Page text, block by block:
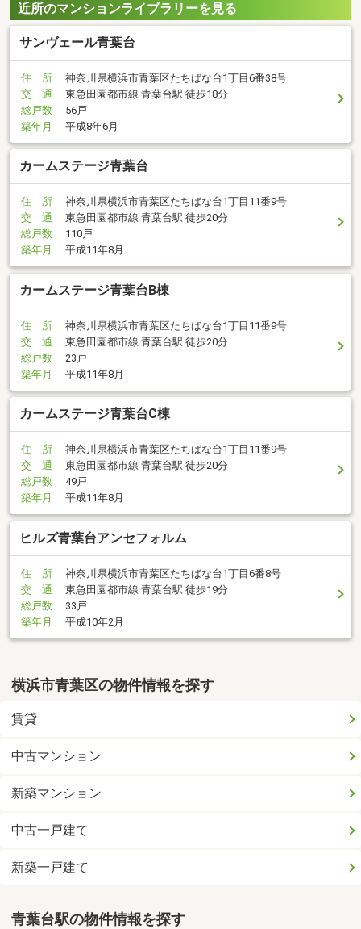
近所のマンションライブラリーを見る
サンヴェール青葉台
住 所
神奈川県横浜市青葉区たちばな台1丁目6番38号
交 通
東急田園都市線 青葉台駅 徒歩18分
総戸数
56戸
築年月
平成8年6月
カームステージ青葉台
住 所
神奈川県横浜市青葉区たちばな台1丁目11番9号
交 通
東急田園都市線 青葉台駅 徒歩20分
総戸数
110戸
築年月
平成11年8月
カームステージ青葉台B棟
住 所
神奈川県横浜市青葉区たちばな台1丁目11番9号
交 通
東急田園都市線 青葉台駅 徒歩20分
総戸数
23戸
築年月
平成11年8月
カームステージ青葉台C棟
住 所
神奈川県横浜市青葉区たちばな台1丁目11番9号
交 通
東急田園都市線 青葉台駅 徒歩20分
総戸数
49戸
築年月
平成11年8月
ヒルズ青葉台アンセフォルム
住 所
神奈川県横浜市青葉区たちばな台1丁目6番8号
交 通
東急田園都市線 青葉台駅 徒歩19分
総戸数
33戸
築年月
平成10年2月
横浜市青葉区の物件情報を探す
賃貸
中古マンション
新築マンション
中古一戸建て
新築一戸建て
青葉台駅の物件情報を探す